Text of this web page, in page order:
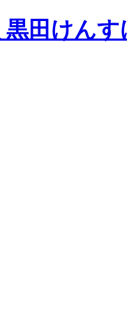
黒田けんす